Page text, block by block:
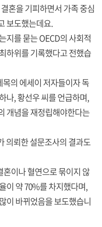
혼을 기피하면서 가족 중심
보도했는데요.
지를 묻는 OECD의 사회적
하위를 기록했다고 전했습
의 에세이 저자들이자 독
나, 황선우 씨를 언급하며,
개념을 재정립해야한다는
의뢰한 설문조사의 결과도
이나 혈연으로 묶이지 않
이 약 70%를 차지했다며,
이 바뀌었음을 보도했습니